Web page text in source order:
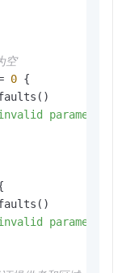
空
0 {
parameters,